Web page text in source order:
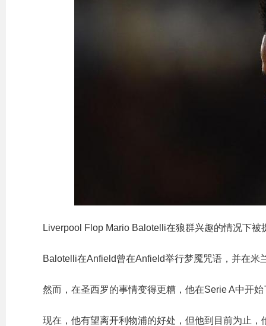
Liverpool Flop Mario Balotelli在狼群兴趣的情况下被
Balotelli在Anfield曾在Anfield举行梦魇咒语，并在米
然而，在圣西罗的事情变得更糟，他在Serie A中开
现在，他有望离开利物浦的好处，但他到目前为止